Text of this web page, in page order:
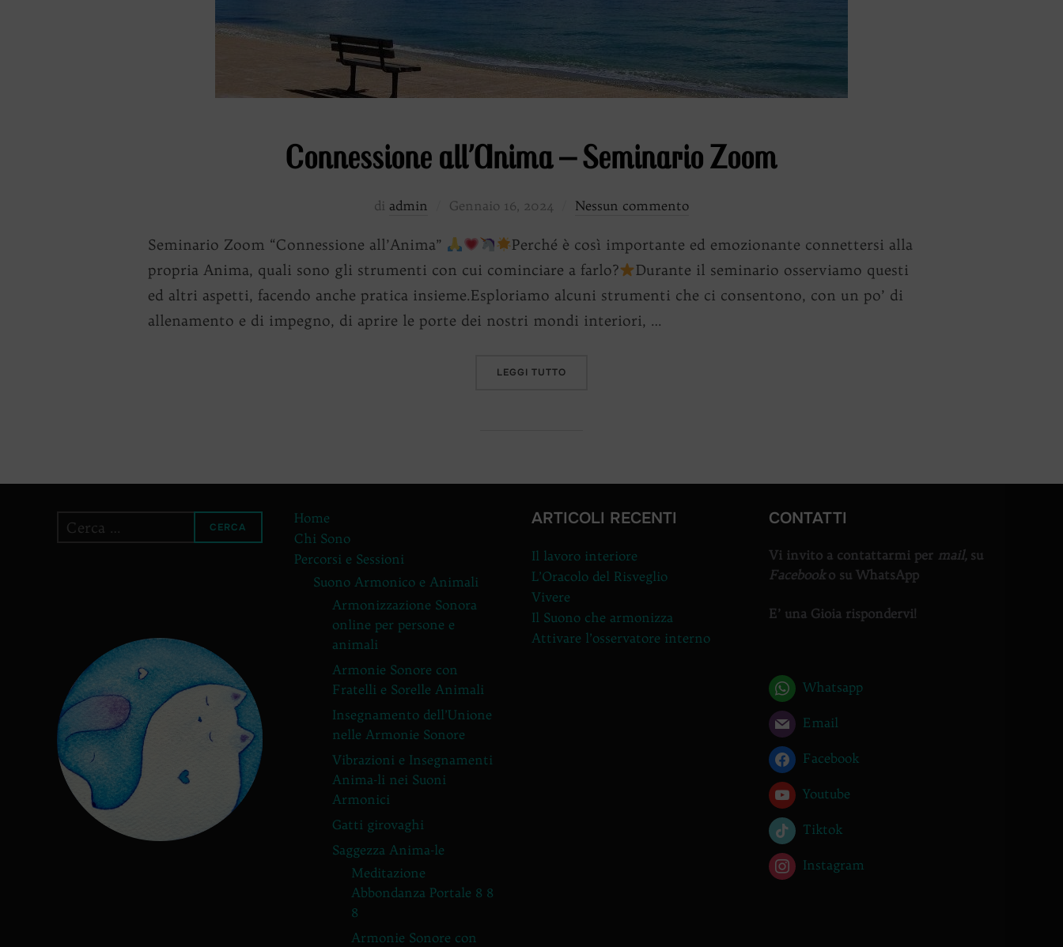
Connessione all’Anima – Seminario Zoom
di admin
Pubblicato
Gennaio 16, 2024 Nessun commento
Seminario Zoom “Connessione all’Anima”
Perché è così importante ed emozionante connettersi alla
propria Anima, quali sono gli strumenti con cui cominciare a farlo?
Durante il seminario osserviamo questi
ed altri aspetti, facendo anche pratica insieme.Esploriamo alcuni strumenti che ci consentono, con un po’ di
allenamento e di impegno, di aprire le porte dei nostri mondi interiori, …
LEGGI TUTTO
Cerca
CERCA
Home
Chi Sono
Percorsi e Sessioni
Suono Armonico e Animali
Armonizzazione Sonora
online per persone e
animali
Armonie Sonore con
Fratelli e Sorelle Animali
Insegnamento dell’Unione
nelle Armonie Sonore
Vibrazioni e Insegnamenti
Anima-li nei Suoni
Armonici
Gatti girovaghi
Saggezza Anima-le
Meditazione
Abbondanza Portale 8 8
8
Armonie Sonore con
ARTICOLI RECENTI
Il lavoro interiore
L’Oracolo del Risveglio
Vivere
Il Suono che armonizza
Attivare l’osservatore interno
CONTATTI
Vi invito a contattarmi per mail, su
Facebooko su WhatsApp
E’ una Gioia rispondervi!
Whatsapp
Email
Facebook
Youtube
Tiktok
Instagram